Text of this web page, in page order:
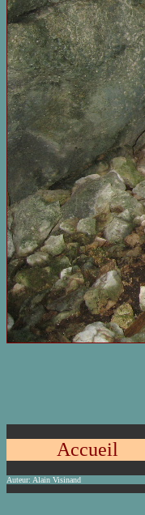
Accueil
Auteur: Alain Visinand